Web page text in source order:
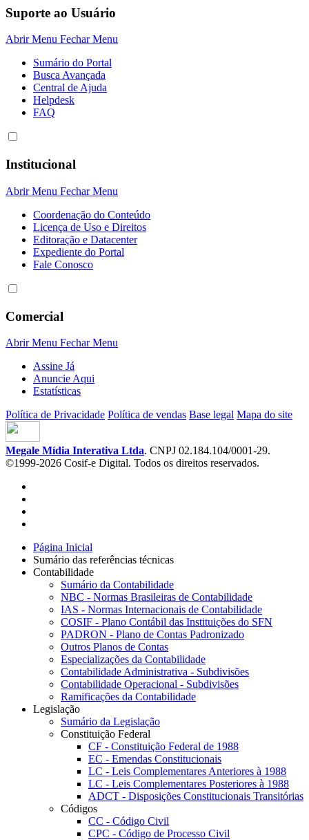
Suporte ao Usuário
Abrir Menu Fechar Menu
Sumário do Portal
Busca Avançada
Central de Ajuda
Helpdesk
FAQ
Institucional
Abrir Menu Fechar Menu
Coordenação do Conteúdo
Licença de Uso e Direitos
Editoração e Datacenter
Expediente do Portal
Fale Conosco
Comercial
Abrir Menu Fechar Menu
Assine Já
Anuncie Aqui
Estatísticas
Política de Privacidade Política de vendas Base legal Mapa do site
Megale Mídia Interativa Ltda. CNPJ 02.184.104/0001-29.
©1999-2026 Cosif-e Digital. Todos os direitos reservados.
Página Inicial
Sumário das referências técnicas
Contabilidade
Sumário da Contabilidade
NBC - Normas Brasileiras de Contabilidade
IAS - Normas Internacionais de Contabilidade
COSIF - Plano Contábil das Instituições do SFN
PADRON - Plano de Contas Padronizado
Outros Planos de Contas
Especializações da Contabilidade
Contabilidade Administrativa - Subdivisões
Contabilidade Operacional - Subdivisões
Ramificações da Contabilidade
Legislação
Sumário da Legislação
Constituição Federal
CF - Constituição Federal de 1988
EC - Emendas Constitucionais
LC - Leis Complementares Anteriores à 1988
LC - Leis Complementares Posteriores à 1988
ADCT - Disposições Constitucionais Transitórias
Códigos
CC - Código Civil
CPC - Código de Processo Civil